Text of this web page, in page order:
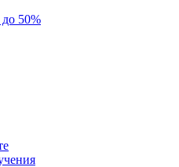
50%